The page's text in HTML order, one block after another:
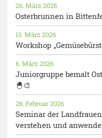
Osterbrunnen in
26. März 2026
Workshop
13. März 2026
Juniorgruppe bemalt
🐣🎨
6. März 2026
Seminar der
verstehen und
28. Februar 2026